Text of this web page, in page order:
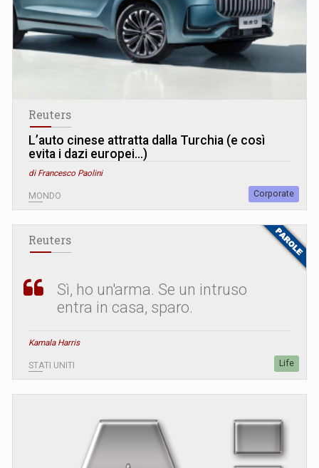
Reuters
L’auto cinese attratta dalla Turchia (e così
evita i dazi europei...)
di Francesco Paolini
MONDO Corporate
Reuters
Sì, ho un'arma. Se un intruso
entra in casa, sparo.
Kamala Harris
STATI UNITI Life